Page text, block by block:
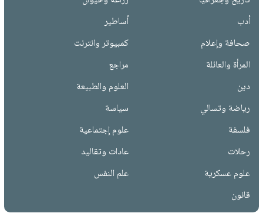
أدب
أساطير
صحافة وإعلام
كمبيوتر وانترنت
المرأة والعائلة
مراجع
دين
العلوم والطبيعة
رياضة وتسالي
سياسة
فلسفة
علوم إجتماعية
رحلات
عادات وتقاليد
علوم عسكرية
علم النفس
قانون